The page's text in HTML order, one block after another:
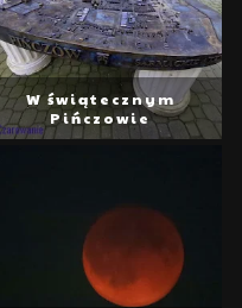
W świątecznym
Pińczowie